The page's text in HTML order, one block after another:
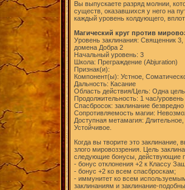
Вы выпускаете разряд молнии,
существ, оказавшихся у него на
каждый уровень колдующего,
Магический круг против
Уровень заклинания: Священник
домена Добра 2
Начальный уровень: 3
Школа: Преграждение (Abjuration)
Признак(и):
Компонент(ы): Устное,
Дальность: Касание
Область действия/Цель: Одна
Продолжительность: 1 час/уровень
Спасбросок: заклинание безвредно
Сопротивляемость магии:
Доступная метамагия:
Устойчивое.
Когда вы творите это заклинание,
злого мировоззрения. Цель
следующие бонусы, действующие
- бонус отклонения +2 к Классу
- бонус +2 ко всем спасброскам;
- иммунитет ко всем
заклинаниям и заклинание-